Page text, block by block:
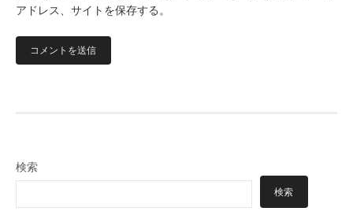
アドレス、サイトを保存する。
検索
検索